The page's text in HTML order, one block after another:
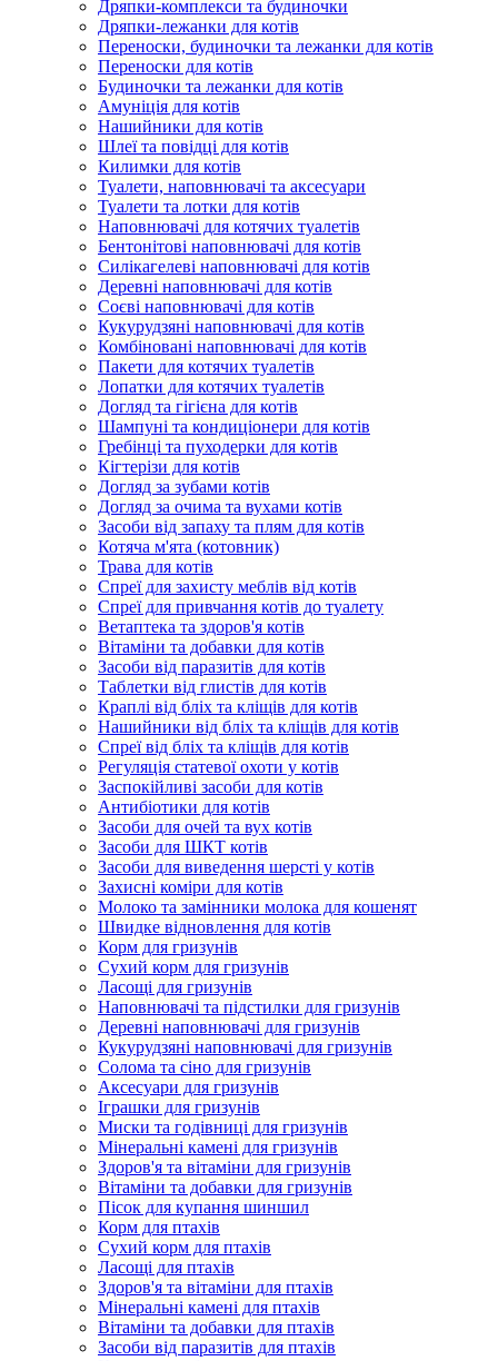
Дряпки-комплекси та будиночки
Дряпки-лежанки для котів
Переноски, будиночки та лежанки для котів
Переноски для котів
Будиночки та лежанки для котів
Амуніція для котів
Нашийники для котів
Шлеї та повідці для котів
Килимки для котів
Туалети, наповнювачі та аксесуари
Туалети та лотки для котів
Наповнювачі для котячих туалетів
Бентонітові наповнювачі для котів
Силікагелеві наповнювачі для котів
Деревні наповнювачі для котів
Соєві наповнювачі для котів
Кукурудзяні наповнювачі для котів
Комбіновані наповнювачі для котів
Пакети для котячих туалетів
Лопатки для котячих туалетів
Догляд та гігієна для котів
Шампуні та кондиціонери для котів
Гребінці та пуходерки для котів
Кігтерізи для котів
Догляд за зубами котів
Догляд за очима та вухами котів
Засоби від запаху та плям для котів
Котяча м'ята (котовник)
Трава для котів
Спреї для захисту меблів від котів
Спреї для привчання котів до туалету
Ветаптека та здоров'я котів
Вітаміни та добавки для котів
Засоби від паразитів для котів
Таблетки від глистів для котів
Краплі від бліх та кліщів для котів
Нашийники від бліх та кліщів для котів
Спреї від бліх та кліщів для котів
Регуляція статевої охоти у котів
Заспокійливі засоби для котів
Антибіотики для котів
Засоби для очей та вух котів
Засоби для ШКТ котів
Засоби для виведення шерсті у котів
Захисні коміри для котів
Молоко та замінники молока для кошенят
Швидке відновлення для котів
Корм для гризунів
Сухий корм для гризунів
Ласощі для гризунів
Наповнювачі та підстилки для гризунів
Деревні наповнювачі для гризунів
Кукурудзяні наповнювачі для гризунів
Солома та сіно для гризунів
Аксесуари для гризунів
Іграшки для гризунів
Миски та годівниці для гризунів
Мінеральні камені для гризунів
Здоров'я та вітаміни для гризунів
Вітаміни та добавки для гризунів
Пісок для купання шиншил
Корм для птахів
Сухий корм для птахів
Ласощі для птахів
Здоров'я та вітаміни для птахів
Мінеральні камені для птахів
Вітаміни та добавки для птахів
Засоби від паразитів для птахів